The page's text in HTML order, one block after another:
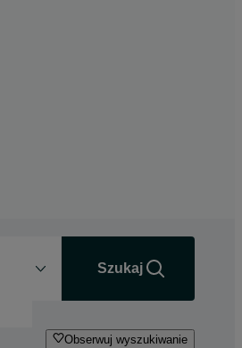
Szukaj
Obserwuj wyszukiwanie